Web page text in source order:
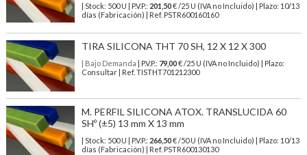
| Stock: 500 U | P.V.P.: 201,50€/25 U (IVA no Incluido)
| Plazo: 10/13
días (Fabricación) | Ref. PSTR600160160
TIRA SILICONA THT 70 SH, 12 X 12 X 300
| Bajo Demanda | P.V.P.: 79,00€ /25 U (IVA no Incluido) | Plazo:
Consultar | Ref. TISTHT701212300
M. PERFIL SILICONA ATOX. TRANSLUCIDA 60
SHº (±5) 13 mm X 13 mm
| Stock: 500 U | P.V.P.: 266,50€/50 U (IVA no Incluido)
| Plazo: 10/13
días (Fabricación) | Ref. PSTR600130130